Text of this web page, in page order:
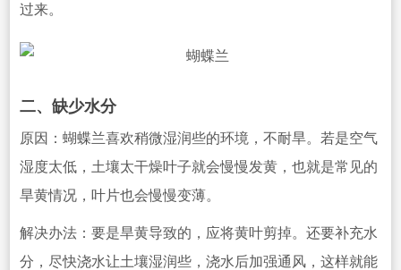
过来。
二、缺少水分
原因：蝴蝶兰喜欢稍微湿润些的环境，不耐旱。若是空气
湿度太低，土壤太干燥叶子就会慢慢发黄，也就是常见的
旱黄情况，叶片也会慢慢变薄。
解决办法：要是旱黄导致的，应将黄叶剪掉。还要补充水
分，尽快浇水让土壤湿润些，浇水后加强通风，这样就能